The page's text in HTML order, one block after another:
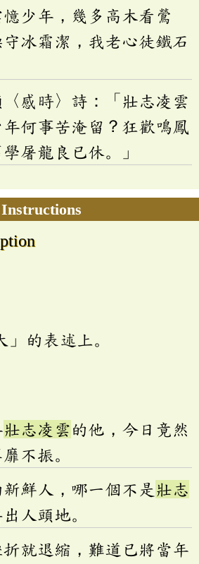
憶少年，幾多高木看鶯
冰霜潔，我老心徒鐵石
感時〉詩：「壯志凌雲
何事苦淹留？狂歡鳴鳳
屠龍良已休。」
Instructions
」的表述上。
壯志凌雲的他，今日竟然
不振。
鮮人，哪一個不是 壯志
人頭地。
就退縮，難道已將當年